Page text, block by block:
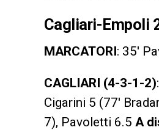
Cagliari-Empoli
MARCATORI: 35′
CAGLIARI (4-3-1-2)
Cigarini 5 (77′
7), Pavoletti 6.5 A